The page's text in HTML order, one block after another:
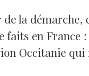
la démarche,
en France :
Occitanie